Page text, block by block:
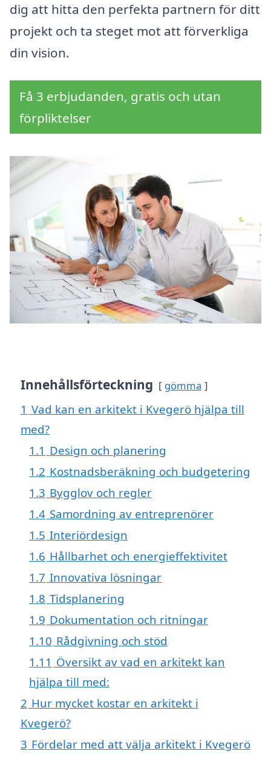
dig att hitta den perfekta partnern för ditt
projekt och ta steget mot att förverkliga
din vision.
Få 3 erbjudanden, gratis och utan
förpliktelser
Innehållsförteckning gömma
1 Vad kan en arkitekt i Kvegerö hjälpa till
med?
1.1 Design och planering
1.2 Kostnadsberäkning och budgetering
1.3 Bygglov och regler
1.4 Samordning av entreprenörer
1.5 Interiördesign
1.6 Hållbarhet och energieffektivitet
1.7 Innovativa lösningar
1.8 Tidsplanering
1.9 Dokumentation och ritningar
1.10 Rådgivning och stöd
1.11 Översikt av vad en arkitekt kan
hjälpa till med:
2 Hur mycket kostar en arkitekt i
Kvegerö?
3 Fördelar med att välja arkitekt i Kvegerö